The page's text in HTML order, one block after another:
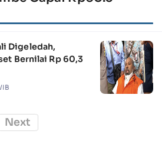
Digeledah,
Bernilai Rp 60,3
Next